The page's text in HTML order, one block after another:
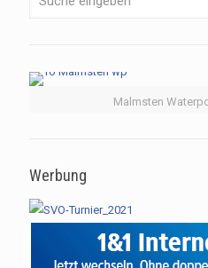
Malmsten
Werbung